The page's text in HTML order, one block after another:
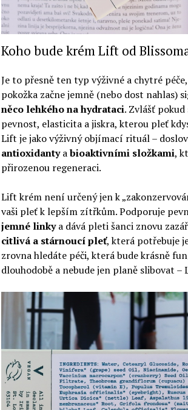
Koho bude krém Lift od
Je to přesně ten typ výživné a chytré
pokožka začne jemně (nebo dost nahlas)
něco lehkého na hydrataci. Zvlášť
pevnost, elasticita a jiskra, kterou pleť
Lift je jako výživný objímací rituál –
antioxidantyabioaktivními složkami,
přirozenou regeneraci.
Lift krém není určený jen k
vaši pleť k lepším zítřkům. Podporuje
jemné linkya dává pleti šanci znovu
citlivá a stárnoucí pleť, která potřebuje
zrovna hledáte péči, která bude krásně
dlouhodobě a nebude jen planě slibovat